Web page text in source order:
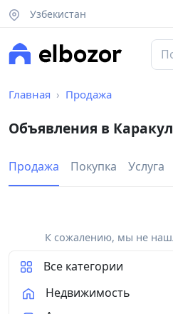
Узбекистан
Главная Продажа
Объявления в
Продажа Покупка Услуга
К сожалению, мы не
Все категории
Недвижимость